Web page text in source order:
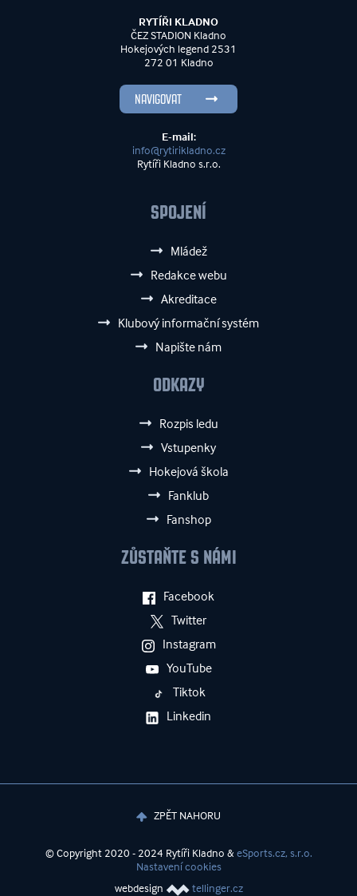
RYTÍŘI KLADNO
ČEZ STADION Kladno
Hokejových legend 2531
272 01 Kladno
NAVIGOVAT
E-mail:
info@rytirikladno.cz
Rytíři Kladno s.r.o.
SPOJENÍ
Mládež
Redakce webu
Akreditace
Klubový informační systém
Napište nám
ODKAZY
Rozpis ledu
Vstupenky
Hokejová škola
Fanklub
Fanshop
ZŮSTAŇTE S NÁMI
Facebook
Twitter
Instagram
YouTube
Tiktok
Linkedin
© Copyright 2020 - 2024 Rytíři Kladno & eSports.cz, s.r.o.
Nastavení cookies
ZPĚT NAHORU
webdesign tellinger.cz